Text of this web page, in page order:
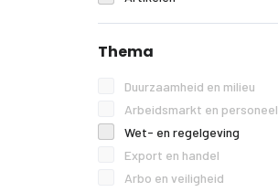
Thema
Duurzaamheid en milieu
Arbeidsmarkt en personeel
Wet- en regelgeving
Export en handel
Arbo en veiligheid